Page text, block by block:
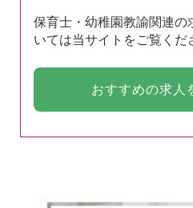
保育士・幼稚園教諭関連の
いては当サイトをご覧くだ
おすすめの求人